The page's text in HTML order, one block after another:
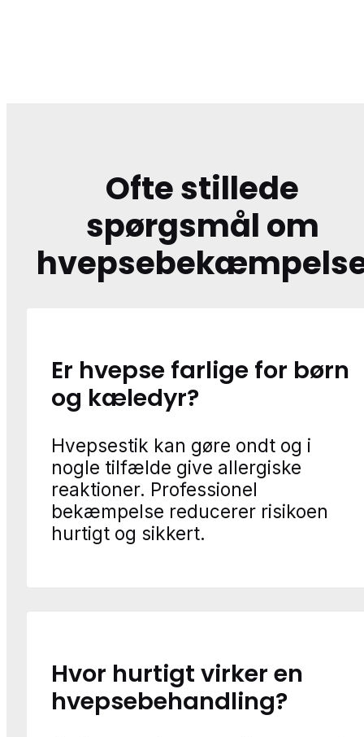
Ofte stillede
spørgsmål om
Er hvepse farlige for børn
og kæledyr?
Hvepsestik kan gøre ondt og i
nogle tilfælde give allergiske
reaktioner. Professionel
bekæmpelse reducerer risikoen
hurtigt og sikkert.
Hvor hurtigt virker en
hvepsebehandling?